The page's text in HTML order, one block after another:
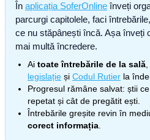
În aplicația SoferOnline înveți
parcurgi capitolele, faci
ce nu stăpânești încă. Așa înveți
mai multă încredere.
Ai toate întrebările de la sală
legislație și Codul Rutier la
Progresul rămâne salvat: știi
repetat și cât de pregătit ești.
Întrebările greșite revin în
corect informația